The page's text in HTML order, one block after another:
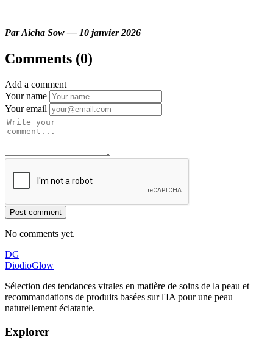
Par Aicha Sow — 10 janvier 2026
Comments (0)
Add a comment
Your name
Your email
Post comment
No comments yet.
DG
DiodioGlow
Sélection des tendances virales en matière de soins de la peau et
recommandations de produits basées sur l'IA pour une peau
naturellement éclatante.
Explorer